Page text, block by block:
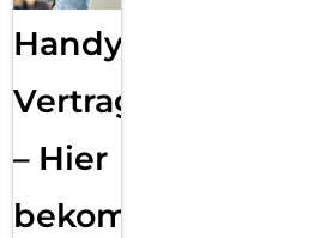
Handy
Vertragsabwicklung
– Hier
bekommst